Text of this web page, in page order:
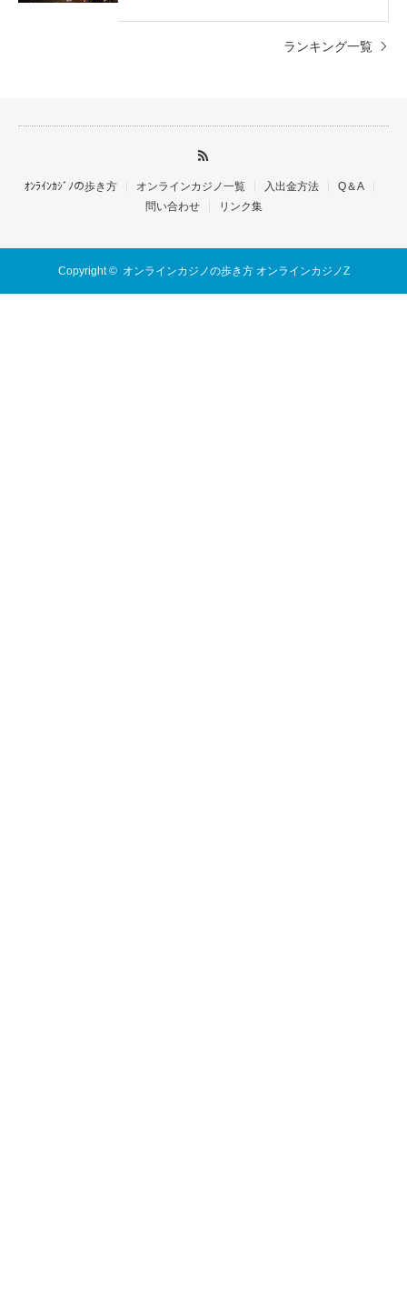
ランキング一覧
ｵﾝﾗｲﾝｶｼﾞﾉの歩き方 オンラインカジノ一覧 入出金方法
Q＆A
問い合わせ
リンク集
Copyright © オンラインカジノの歩き方 オンラインカジノZ